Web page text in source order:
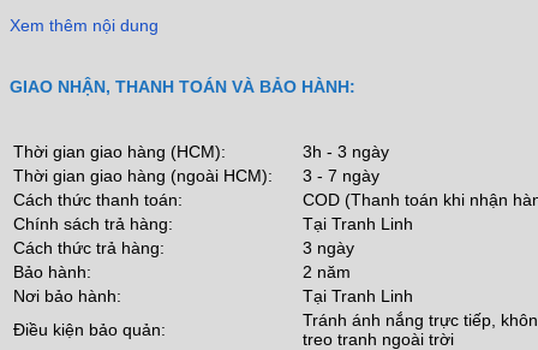
Xem thêm nội dung
GIAO NHẬN, THANH TOÁN VÀ BẢO HÀNH:
Thời gian giao hàng (HCM):
3h - 3 ngày
Thời gian giao hàng (ngoài HCM):
3 - 7 ngày
Cách thức thanh toán:
COD (Thanh toán khi nhận
Chính sách trả hàng:
Tại Tranh Linh
Cách thức trả hàng:
3 ngày
Bảo hành:
2 năm
Nơi bảo hành:
Tại Tranh Linh
Điều kiện bảo quản:
Tránh ánh nắng trực tiếp,
treo tranh ngoài trời